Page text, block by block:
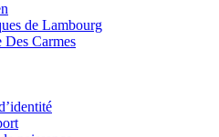
de Lambourg
Carmes